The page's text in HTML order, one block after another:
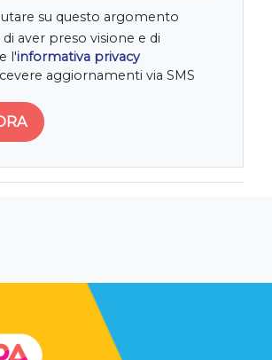
su questo argomento
aver preso visione e di
l'informativa privacy
aggiornamenti via SMS